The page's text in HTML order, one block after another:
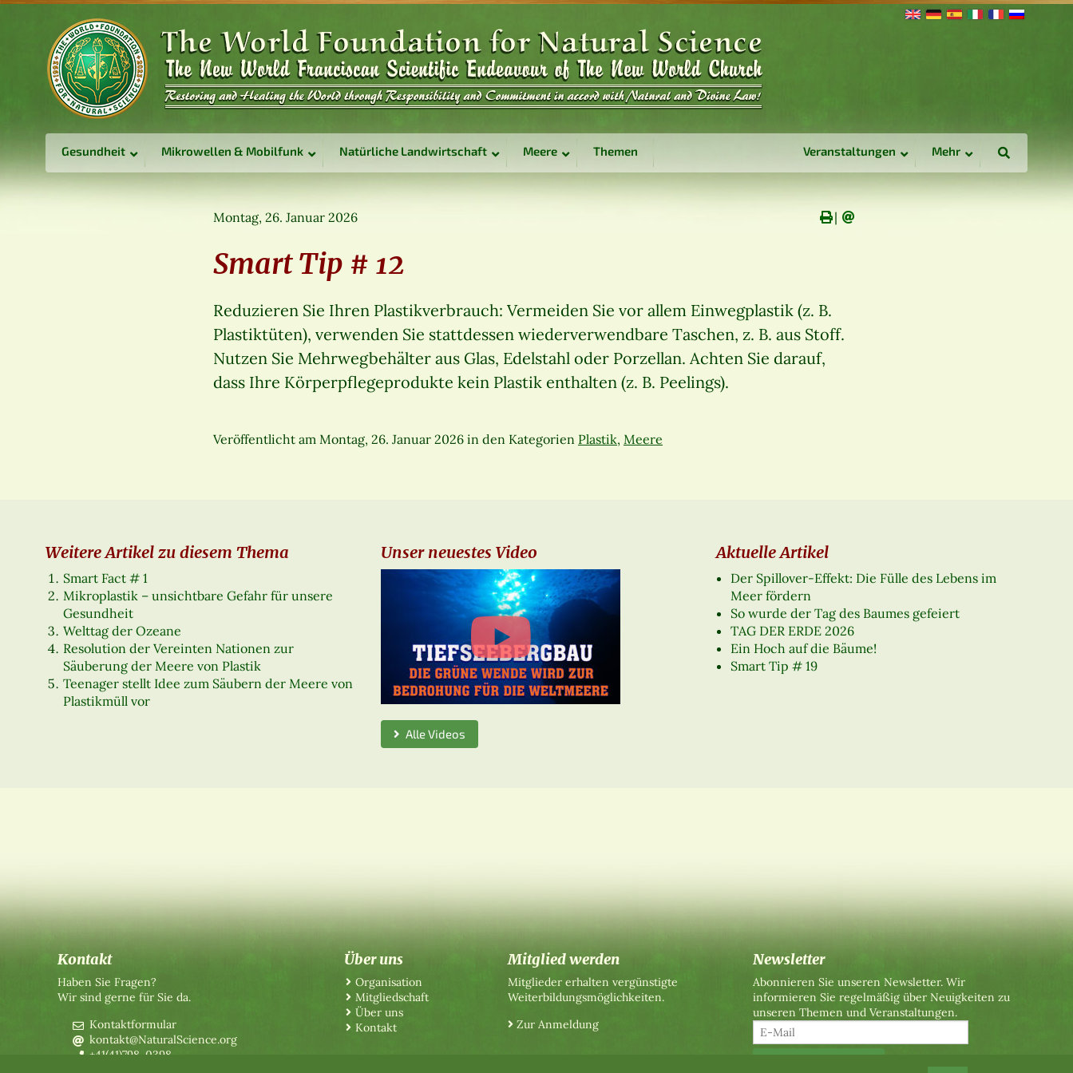
Gesundheit Mikrowellen & Mobilfunk Natürliche Landwirtschaft Meere Themen Veranstaltungen Mehr
Montag, 26. Januar 2026 ∣
Smart Tip # 12
Reduzieren Sie Ihren Plastikverbrauch: Vermeiden Sie vor allem Einwegplastik (z. B.
Plastiktüten), verwenden Sie stattdessen wiederverwendbare Taschen, z. B. aus Stoff.
Nutzen Sie Mehrwegbehälter aus Glas, Edelstahl oder Porzellan. Achten Sie darauf,
dass Ihre Körperpflegeprodukte kein Plastik enthalten (z. B. Peelings).
Veröffentlicht am Montag, 26. Januar 2026 in den Kategorien Plastik, Meere
Weitere Artikel zu diesem Thema
Smart Fact # 1
Mikroplastik – unsichtbare Gefahr für unsere
Gesundheit
Welttag der Ozeane
Resolution der Vereinten Nationen zur
Säuberung der Meere von Plastik
Teenager stellt Idee zum Säubern der Meere von
Plastikmüll vor
Unser neuestes Video
Alle Videos
Aktuelle Artikel
Der Spillover-Effekt: Die Fülle des Lebens im
Meer fördern
So wurde der Tag des Baumes gefeiert
TAG DER ERDE 2026
Ein Hoch auf die Bäume!
Smart Tip # 19
Kontakt
Haben Sie Fragen?
Wir sind gerne für Sie da.
Kontaktformular
kontakt@NaturalScience.org
+41(41)798-0398
Über uns
Organisation
Mitgliedschaft
Über uns
Kontakt
Mitglied werden
Mitglieder erhalten vergünstigte
Weiterbildungsmöglichkeiten.
Zur Anmeldung
Newsletter
Abonnieren Sie unseren Newsletter. Wir
informieren Sie regelmäßig über Neuigkeiten zu
unseren Themen und Veranstaltungen.